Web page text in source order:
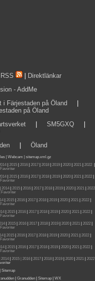
Direktlänkar
- AddMe
i Färjestaden på Öland
på Öland
SM5GXQ
| Öland
| Webcam |
sitemap.xml.gz
| 2015| 2016| 2017| 2018| 2019| 2020| 2021| 2022|
Favoriter
2015 2016 2017 2018 2019 2020 2021 2022
Favoriter
2014 2015 2016 2017 2018 2019 2020 2021
2022
Favoriter
2015 2016 2017 2018 2019 2020 2021 2022
Favoriter
| 2015| 2016| 2017| 2018| 2019| 2020| 2021| 2022|
Favoriter
| 2015| 2016| 2017| 2018| 2019| 2020| 2021| 2022|
Favoriter
| 2015| 2016| 2017| 2018| 2019| 2020| 2021| 2022|
Favoriter
2015 2016 2017 2018 2019 2020 2021 2022
Favoriter
2014| 2015 | 2016| 2017| 2018| 2019| 2020| 2021| 2022
Sitemap
| Granudden| Sitemap| WX